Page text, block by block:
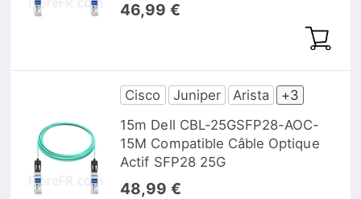
46,99 €
Cisco Juniper Arista
+3
15m Dell CBL-25GSFP28-AOC-
15M Compatible Câble Optique
Actif SFP28 25G
48,99 €